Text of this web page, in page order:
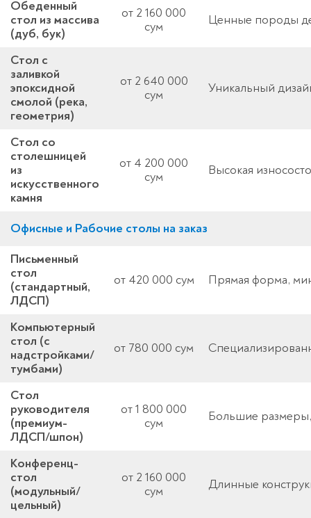
Обеденный
стол из массива
(дуб, бук)
от 2 160 000
сум
Ценные породы
Стол с
заливкой
эпоксидной
смолой (река,
геометрия)
от 2 640 000
сум
Уникальный
Стол со
столешницей
из
искусственного
камня
от 4 200 000
сум
Высокая
Офисные и Рабочие столы на заказ
Письменный
стол
(стандартный,
ЛДСП)
от 420 000 сум Прямая форма,
Компьютерный
стол (с
надстройками/
тумбами)
от 780 000 сум
Стол
руководителя
(премиум-
ЛДСП/шпон)
от 1 800 000
сум
Большие
Конференц-
стол
(модульный/
цельный)
от 2 160 000
сум
Длинные